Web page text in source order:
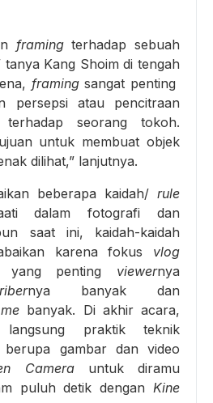
framingterhadap sebuah
Kang Shoim di tengah
framingsangat penting
persepsi atau pencitraan
seorang tokoh.
untuk membuat objek
dilihat,” lanjutnya.
beberapa kaidah/ rule
dalam fotografi dan
saat ini, kaidah-kaidah
karena fokus vlog
yang penting viewernya
nya banyak dan
banyak. Di akhir acara,
langsung praktik teknik
berupa gambar dan video
Camerauntuk diramu
puluh detik dengan Kine